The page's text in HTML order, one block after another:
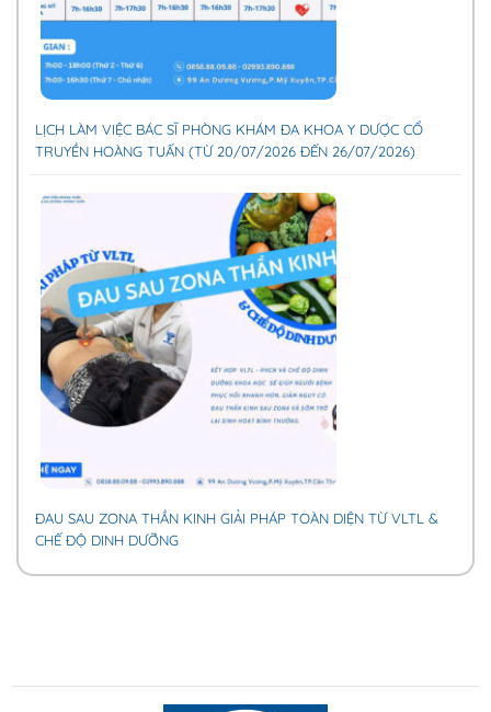
LỊCH LÀM VIỆC BÁC SĨ PHÒNG KHÁM ĐA KHOA Y DƯỢC CỔ
TRUYỀN HOÀNG TUẤN (TỪ 20/07/2026 ĐẾN 26/07/2026)
ĐAU SAU ZONA THẦN KINH GIẢI PHÁP TOÀN DIỆN TỪ VLTL &
CHẾ ĐỘ DINH DƯỠNG